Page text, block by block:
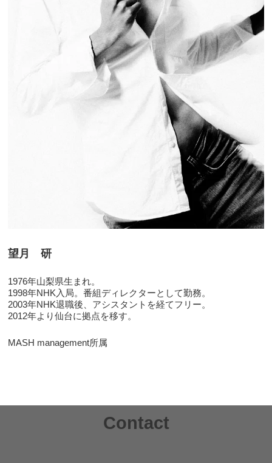
望月 研
1976年山梨県生まれ。
1998年NHK入局。番組ディレクターとして勤務。
2003年NHK退職後、アシスタントを経てフリー。
2012年より仙台に拠点を移す。
MASH management所属
Contact